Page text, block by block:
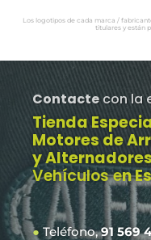
Los logotipos de cada marca /
titulares y están
Contacte con la
Tienda
Motores de
y Alternadores
Vehículos en
●Teléfono,91 569